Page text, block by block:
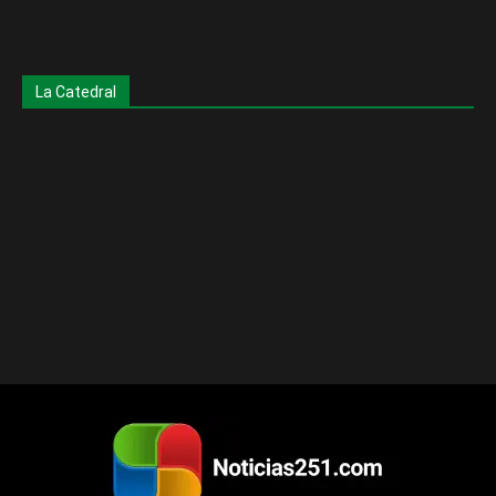
La Catedral